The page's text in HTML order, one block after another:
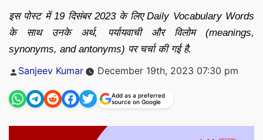
इस पोस्ट में 19 दिसंबर 2023 के लिए Daily Vocabulary Words
के साथ उनके अर्थ, पर्यायवाची और विलोम (meanings,
synonyms, and antonyms) पर चर्चा की गई है.
Posted
Sanjeev Kumar December 19th, 2023 07:30 pm
Add as a preferred
source on Google